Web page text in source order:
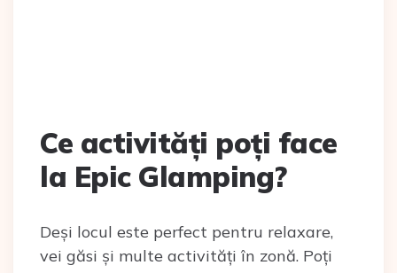
Ce activități poți face
la Epic Glamping?
Deși locul este perfect pentru relaxare,
vei găsi și multe activități în zonă. Poți